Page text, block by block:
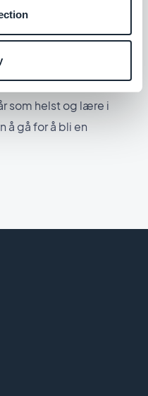
din om
melde deg på
våre. Det er
som helst og lære i
å gå for å bli en